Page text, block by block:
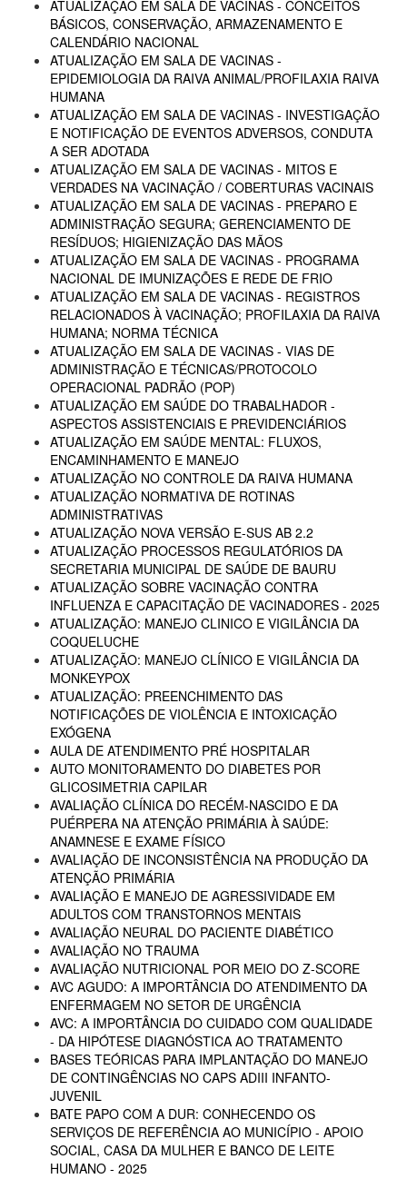
ATUALIZAÇÃO EM SALA DE VACINAS - CONCEITOS
BÁSICOS, CONSERVAÇÃO, ARMAZENAMENTO E
CALENDÁRIO NACIONAL
ATUALIZAÇÃO EM SALA DE VACINAS -
EPIDEMIOLOGIA DA RAIVA ANIMAL/PROFILAXIA RAIVA
HUMANA
ATUALIZAÇÃO EM SALA DE VACINAS - INVESTIGAÇÃO
E NOTIFICAÇÃO DE EVENTOS ADVERSOS, CONDUTA
A SER ADOTADA
ATUALIZAÇÃO EM SALA DE VACINAS - MITOS E
VERDADES NA VACINAÇÃO / COBERTURAS VACINAIS
ATUALIZAÇÃO EM SALA DE VACINAS - PREPARO E
ADMINISTRAÇÃO SEGURA; GERENCIAMENTO DE
RESÍDUOS; HIGIENIZAÇÃO DAS MÃOS
ATUALIZAÇÃO EM SALA DE VACINAS - PROGRAMA
NACIONAL DE IMUNIZAÇÕES E REDE DE FRIO
ATUALIZAÇÃO EM SALA DE VACINAS - REGISTROS
RELACIONADOS À VACINAÇÃO; PROFILAXIA DA RAIVA
HUMANA; NORMA TÉCNICA
ATUALIZAÇÃO EM SALA DE VACINAS - VIAS DE
ADMINISTRAÇÃO E TÉCNICAS/PROTOCOLO
OPERACIONAL PADRÃO (POP)
ATUALIZAÇÃO EM SAÚDE DO TRABALHADOR -
ASPECTOS ASSISTENCIAIS E PREVIDENCIÁRIOS
ATUALIZAÇÃO EM SAÚDE MENTAL: FLUXOS,
ENCAMINHAMENTO E MANEJO
ATUALIZAÇÃO NO CONTROLE DA RAIVA HUMANA
ATUALIZAÇÃO NORMATIVA DE ROTINAS
ADMINISTRATIVAS
ATUALIZAÇÃO NOVA VERSÃO E-SUS AB 2.2
ATUALIZAÇÃO PROCESSOS REGULATÓRIOS DA
SECRETARIA MUNICIPAL DE SAÚDE DE BAURU
ATUALIZAÇÃO SOBRE VACINAÇÃO CONTRA
INFLUENZA E CAPACITAÇÃO DE VACINADORES - 2025
ATUALIZAÇÃO: MANEJO CLINICO E VIGILÂNCIA DA
COQUELUCHE
ATUALIZAÇÃO: MANEJO CLÍNICO E VIGILÂNCIA DA
MONKEYPOX
ATUALIZAÇÃO: PREENCHIMENTO DAS
NOTIFICAÇÕES DE VIOLÊNCIA E INTOXICAÇÃO
EXÓGENA
AULA DE ATENDIMENTO PRÉ HOSPITALAR
AUTO MONITORAMENTO DO DIABETES POR
GLICOSIMETRIA CAPILAR
AVALIAÇÃO CLÍNICA DO RECÉM-NASCIDO E DA
PUÉRPERA NA ATENÇÃO PRIMÁRIA À SAÚDE:
ANAMNESE E EXAME FÍSICO
AVALIAÇÃO DE INCONSISTÊNCIA NA PRODUÇÃO DA
ATENÇÃO PRIMÁRIA
AVALIAÇÃO E MANEJO DE AGRESSIVIDADE EM
ADULTOS COM TRANSTORNOS MENTAIS
AVALIAÇÃO NEURAL DO PACIENTE DIABÉTICO
AVALIAÇÃO NO TRAUMA
AVALIAÇÃO NUTRICIONAL POR MEIO DO Z-SCORE
AVC AGUDO: A IMPORTÂNCIA DO ATENDIMENTO DA
ENFERMAGEM NO SETOR DE URGÊNCIA
AVC: A IMPORTÂNCIA DO CUIDADO COM QUALIDADE
- DA HIPÓTESE DIAGNÓSTICA AO TRATAMENTO
BASES TEÓRICAS PARA IMPLANTAÇÃO DO MANEJO
DE CONTINGÊNCIAS NO CAPS ADIII INFANTO-
JUVENIL
BATE PAPO COM A DUR: CONHECENDO OS
SERVIÇOS DE REFERÊNCIA AO MUNICÍPIO - APOIO
SOCIAL, CASA DA MULHER E BANCO DE LEITE
HUMANO - 2025